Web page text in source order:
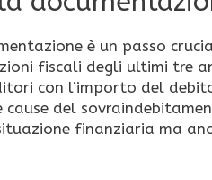
è un passo
fiscali degli ultimi tre
con l’importo del
del
finanziaria ma